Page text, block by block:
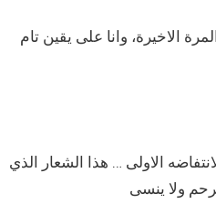
الاخيرة، وانا على يقين تام
الاولى … هذا الشعار الذي